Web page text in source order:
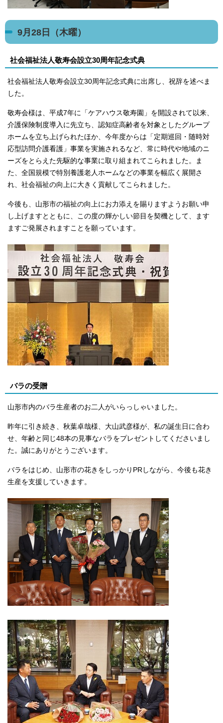
9月28日（木曜）
社会福祉法人敬寿会設立30周年記念式典
社会福祉法人敬寿会設立30周年記念式典に出席し、祝辞を述べま
した。
敬寿会様は、平成7年に「ケアハウス敬寿園」を開設されて以来、
介護保険制度導入に先立ち、認知症高齢者を対象としたグループ
ホームを立ち上げられたほか、今年度からは「定期巡回・随時対
応型訪問介護看護」事業を実施されるなど、常に時代や地域のニ
ーズをとらえた先駆的な事業に取り組まれてこられました。ま
た、全国規模で特別養護老人ホームなどの事業を幅広く展開さ
れ、社会福祉の向上に大きく貢献してこられました。
今後も、山形市の福祉の向上にお力添えを賜りますようお願い申
し上げますとともに、この度の輝かしい節目を契機として、ます
ますご発展されますことを願っています。
バラの受贈
山形市内のバラ生産者のお二人がいらっしゃいました。
昨年に引き続き、秋葉卓哉様、大山武彦様が、私の誕生日に合わ
せ、年齢と同じ48本の見事なバラをプレゼントしてくださいまし
た。誠にありがとうございます。
バラをはじめ、山形市の花きをしっかりPRしながら、今後も花き
生産を支援していきます。